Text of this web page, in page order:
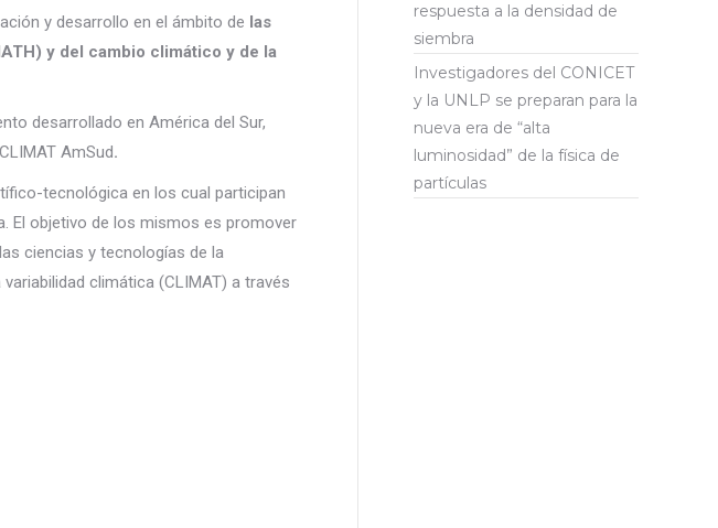
y desarrollo en el ámbito de las
y del cambio climático y de la
desarrollado en América del Sur,
AmSud.
tecnológica en los cual participan
El objetivo de los mismos es promover
ciencias y tecnologías de la
climática (CLIMAT) a través
respuesta a la densidad de
siembra
Investigadores del CONICET
y la UNLP se preparan para la
nueva era de “alta
luminosidad” de la física de
partículas